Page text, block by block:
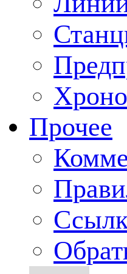
Прочее